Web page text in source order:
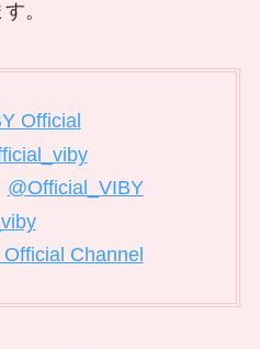
。
Official
@Official_VIBY
Channel